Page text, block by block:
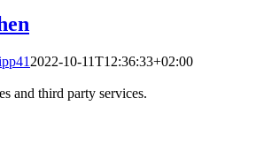
2022-10-11T12:36:33+02:00
and third party services.